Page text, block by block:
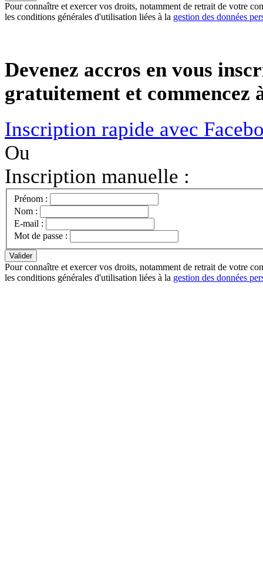
Pour connaître et exercer vos droits, notamment de retrait de votre
les conditions générales d'utilisation liées à la gestion des données
Devenez accros en vous
gratuitement et
Inscription rapide avec
Ou
Inscription manuelle :
Prénom :
Nom :
E-mail :
Mot de passe :
Pour connaître et exercer vos droits, notamment de retrait de votre
les conditions générales d'utilisation liées à la gestion des données